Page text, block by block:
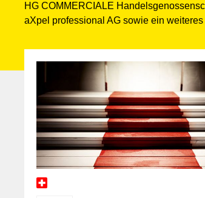
HG COMMERCIALE
aXpel professional AG sowie ein